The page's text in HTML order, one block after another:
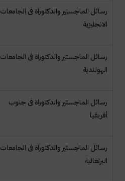
رسائل الماجستير والدكتوراة فى الجامعات
الانجليزية
رسائل الماجستير والدكتوراة فى الجامعات
الهولندية
رسائل الماجستير والدكتوراة فى جنوب
أفريقيا
رسائل الماجستير والدكتوراة فى الجامعات
البرتغالية